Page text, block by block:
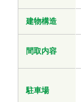
建物構造
間取内容
駐車場